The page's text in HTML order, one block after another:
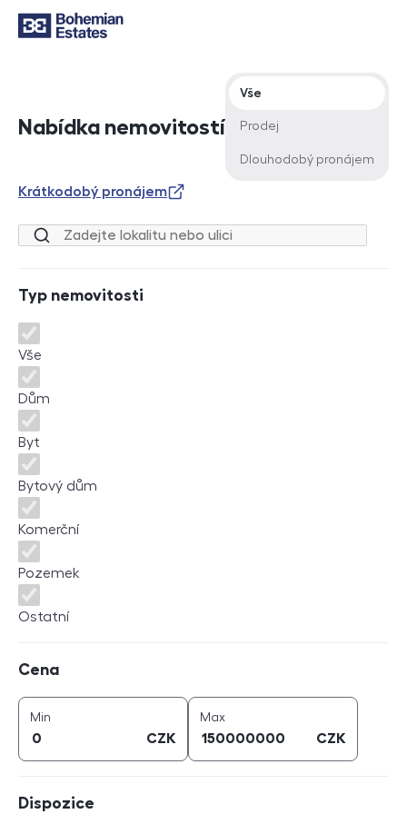
Nabídka nemovitostí
Typ nabídky
Vše
Prodej
Dlouhodobý pronájem
Krátkodobý pronájem
Lokalita nebo ulice
Typ nemovitosti
Typ nemovitosti
Vše
Dům
Byt
Bytový dům
Komerční
Pozemek
Ostatní
Cena
Min
CZK
Maxcena (
CZK
Dispozice